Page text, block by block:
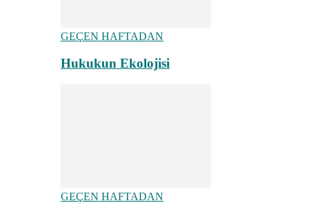
GEÇEN HAFTADAN
Hukukun Ekolojisi
GEÇEN HAFTADAN